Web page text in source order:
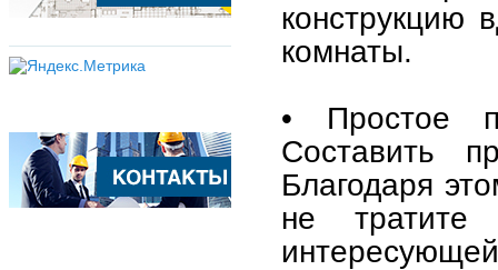
конструкцию
комнаты.
• Простое
Составить
Благодаря
не